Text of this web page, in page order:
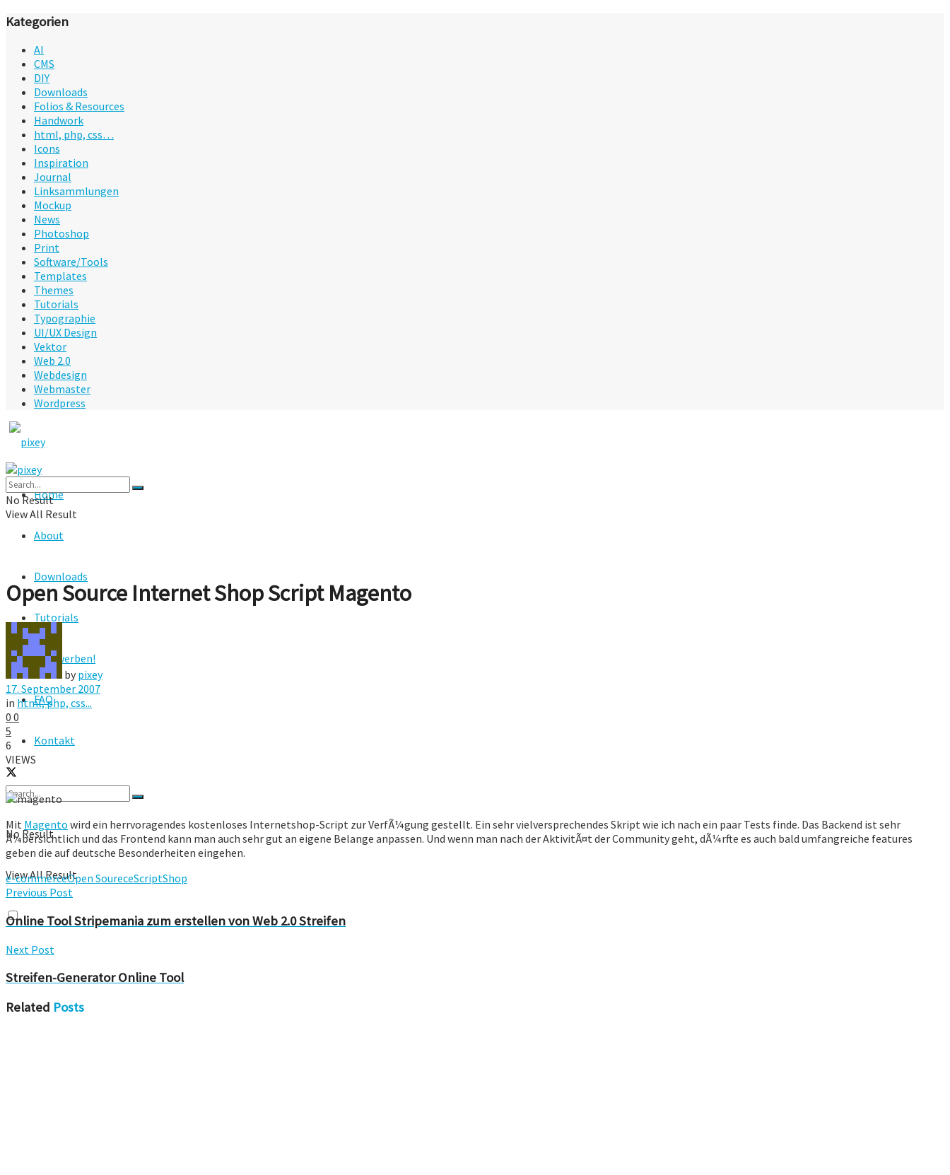
Kategorien
AI
CMS
DIY
Downloads
Folios & Resources
Handwork
html, php, css…
Icons
Inspiration
Journal
Linksammlungen
Mockup
News
Photoshop
Print
Software/Tools
Templates
Themes
Tutorials
Typographie
UI/UX Design
Vektor
Web 2.0
Webdesign
Webmaster
Wordpress
Home
About
Downloads
Tutorials
Hier werben!
FAQ
Kontakt
No Result
View All Result
No Result
View All Result
Open Source Internet Shop Script Magento
by pixey
17. September 2007
in html, php, css...
0 0
5
6
VIEWS
Mit Magento wird ein herrvoragendes kostenloses Internetshop-Script zur VerfÃ¼gung gestellt. Ein sehr vielversprechendes Skript wie ich nach ein paar Tests finde. Das Backend ist sehr
Ã¼bersichtlich und das Frontend kann man auch sehr gut an eigene Belange anpassen. Und wenn man nach der AktivitÃ¤t der Community geht, dÃ¼rfte es auch bald umfangreiche features
geben die auf deutsche Besonderheiten eingehen.
e-commerceOpen SoureceScriptShop
Previous Post
Online Tool Stripemania zum erstellen von Web 2.0 Streifen
Next Post
Streifen-Generator Online Tool
Related Posts